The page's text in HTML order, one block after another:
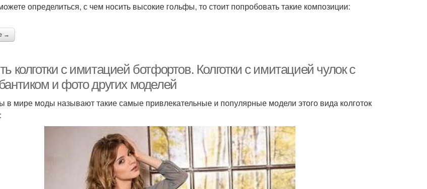
определиться, с чем носить высокие гольфы, то стоит попробовать такие композиции:
→
колготки с имитацией ботфортов. Колготки с имитацией чулок с
и фото других моделей
в мире моды называют такие самые привлекательные и популярные модели этого вида колготок